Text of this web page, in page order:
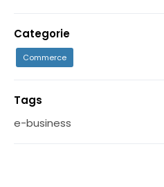
Categorie
Commerce
Tags
e-business